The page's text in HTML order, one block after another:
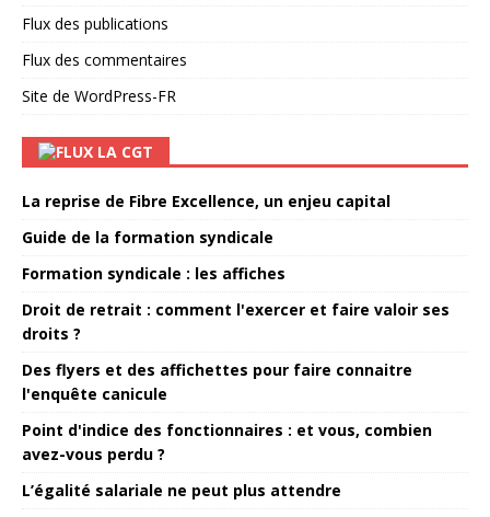
Flux des publications
Flux des commentaires
Site de WordPress-FR
LA CGT
La reprise de Fibre Excellence, un enjeu capital
Guide de la formation syndicale
Formation syndicale : les affiches
Droit de retrait : comment l'exercer et faire valoir ses
droits ?
Des flyers et des affichettes pour faire connaitre
l'enquête canicule
Point d'indice des fonctionnaires : et vous, combien
avez-vous perdu ?
L’égalité salariale ne peut plus attendre